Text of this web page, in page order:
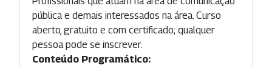
pública e demais interessados na área. Curso
aberto, gratuito e com certificado; qualquer
pessoa pode se inscrever.
Conteúdo Programático: